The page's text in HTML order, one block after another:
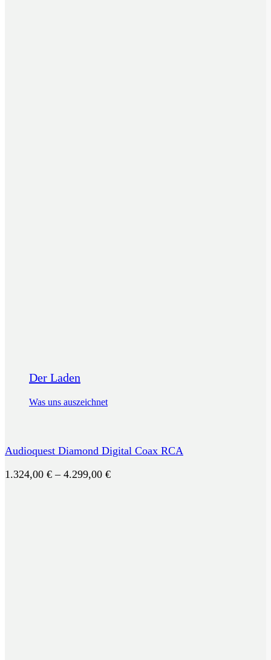
Der Laden
Was uns auszeichnet
Audioquest Diamond Digital Coax RCA
1.324,00 € – 4.299,00 €Preisspanne: